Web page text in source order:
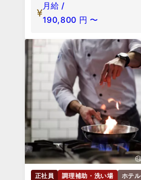
月給 /
190,800 円 〜
正社員 調理補助・洗い場 ホテ